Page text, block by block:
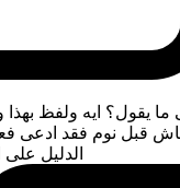
ما يقول؟ ايه ولفظ
قبل نوم فقد ادعى
الدليل على